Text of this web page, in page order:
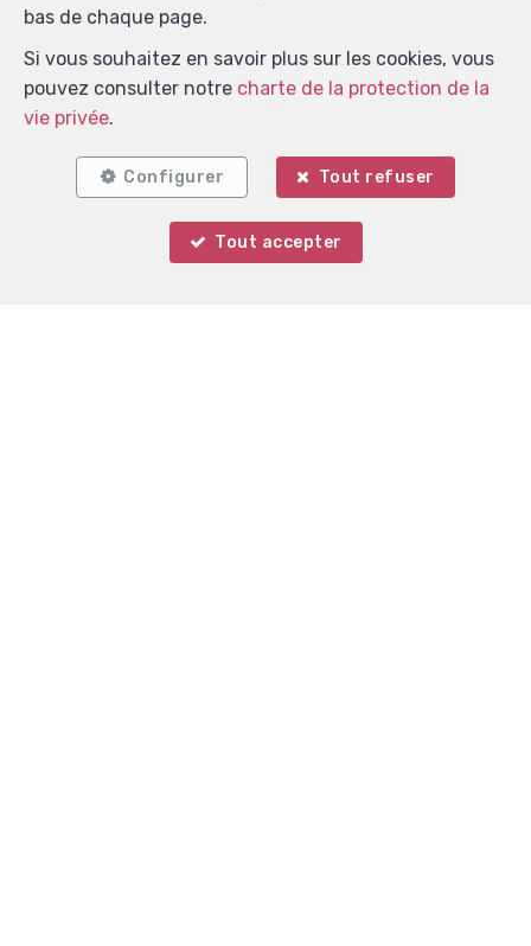
Votre agent
bas de chaque page.
Si vous souhaitez en savoir plus sur les cookies, vous
pouvez consulter notre charte de la protection de la
vie privée.
Configurer Tout refuser
Tout accepter